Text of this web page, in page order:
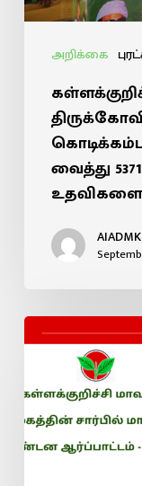
அறிக்கை
வைத்து